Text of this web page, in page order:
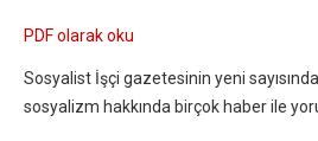
PDF olarak oku
Sosyalist İşçi gazetesinin yeni
sosyalizm hakkında birçok haber ile